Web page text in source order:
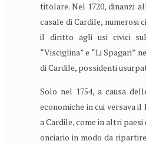
titolare. Nel 1720, dinanzi
casale di Cardile, numerosi
il diritto agli usi civici
“Visciglina” e “Li Spagari”
di Cardile, possidenti
Solo nel 1754, a causa
economiche in cui versava il
a Cardile, come in altri
onciario in modo da